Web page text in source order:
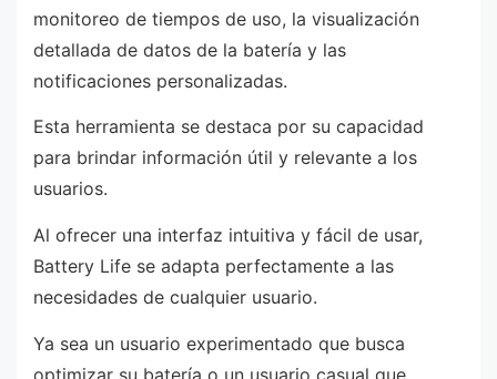
monitoreo de tiempos de uso, la visualización
detallada de datos de la batería y las
notificaciones personalizadas.
Esta herramienta se destaca por su capacidad
para brindar información útil y relevante a los
usuarios.
Al ofrecer una interfaz intuitiva y fácil de usar,
Battery Life se adapta perfectamente a las
necesidades de cualquier usuario.
Ya sea un usuario experimentado que busca
optimizar su batería o un usuario casual que